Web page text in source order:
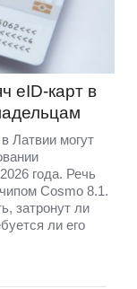
eID-карт в
Латвии могут
года. Речь
Cosmo 8.1.
затронут ли
ли его